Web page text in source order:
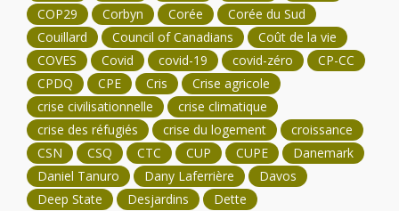
COP29
Corbyn Corée
Corée du Sud
Couillard
Council of Canadians
Coût de la vie
COVES
Covid covid-19 covid-zéro
CP-CC
CPDQ
CPE Cris
Crise agricole
crise civilisationnelle
crise climatique
crise des réfugiés
crise du logement
croissance
CSN
CSQ CTC CUP CUPE
Danemark
Daniel Tanuro
Dany Laferrière
Davos
Deep State
Desjardins
Dette